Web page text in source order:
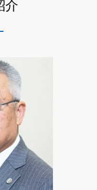
談 江東区
区
田区
田区
談 墨田区
東区
談 千代田区
東区
介